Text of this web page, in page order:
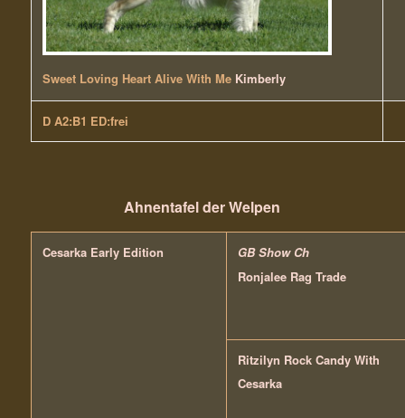
Sweet Loving Heart Alive With Me Kimberly
D A2:B1 ED:frei
Ahnentafel der Welpen
Cesarka Early Edition
GB Show Ch
Ronjalee Rag Trade
Ritzilyn Rock Candy With
Cesarka